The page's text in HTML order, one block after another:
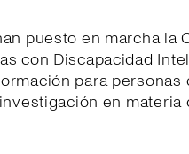
puesto en marcha la
con Discapacidad
para personas
en materia